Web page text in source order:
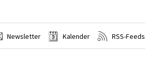
Newsletter Kalender RSS-Feeds